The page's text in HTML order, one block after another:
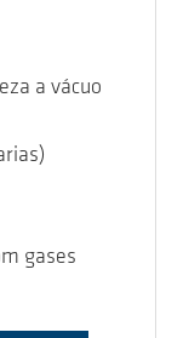
a vácuo
gases